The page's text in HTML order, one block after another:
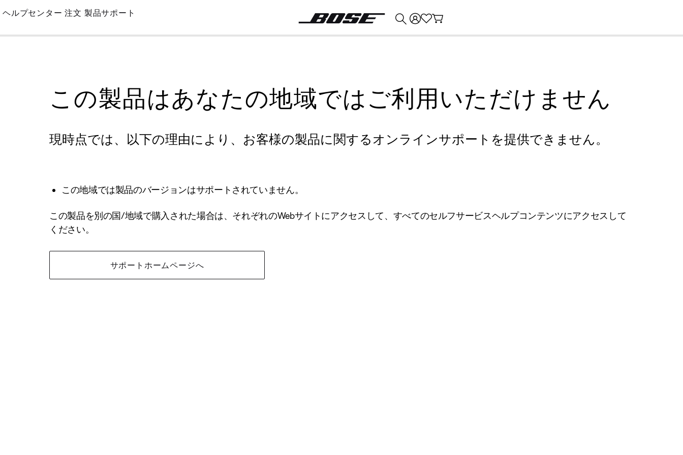
Skip
Main
ヘルプセンター 注文 製品サポート
この製品はあなたの地域ではご利用いただけません
現時点では、以下の理由により、お客様の製品に関するオンラインサポートを提供できません。
この地域では製品のバージョンはサポートされていません。
この製品を別の国/地域で購入された場合は、それぞれのWebサイトにアクセスして、すべてのセルフサービスヘルプコンテンツにアクセスして
ください。
サポートホームページへ